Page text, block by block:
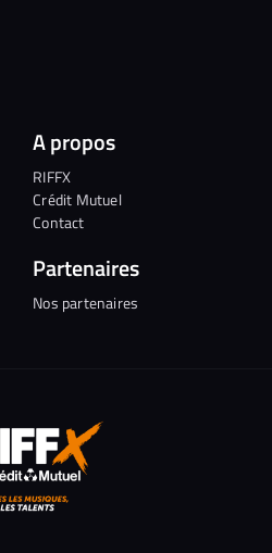
A propos
RIFFX
Crédit Mutuel
Contact
Partenaires
Nos partenaires